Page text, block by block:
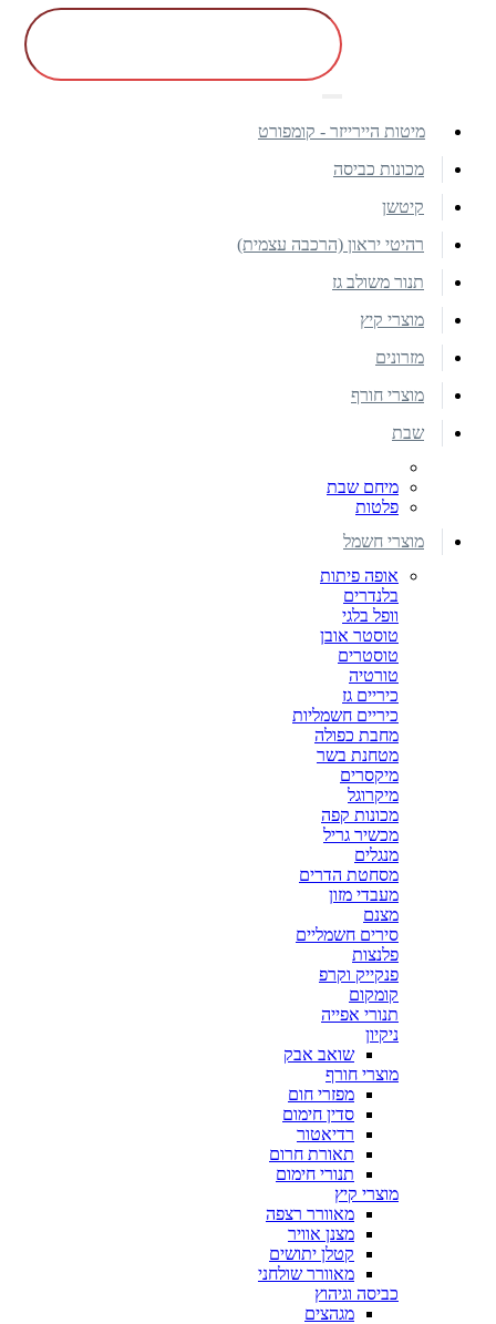
מיטות היירייזר - קומפורט
מכונות כביסה
קיטשן
רהיטי יראון (הרכבה עצמית)
תנור משולב גז
מוצרי קיץ
מזרונים
מוצרי חורף
שבת
מיחם שבת
פלטות
מוצרי חשמל
אופה פיתות
בלנדרים
וופל בלגי
טוסטר אובן
טוסטרים
טורטיה
כיריים גז
כיריים חשמליות
מחבת כפולה
מטחנת בשר
מיקסרים
מיקרוגל
מכונות קפה
מכשיר גריל
מנגלים
מסחטת הדרים
מעבדי מזון
מצנם
סירים חשמליים
פלנצות
פנקייק וקרפ
קומקום
תנורי אפייה
ניקיון
שואב אבק
מוצרי חורף
מפזרי חום
סדין חימום
רדיאטור
תאורת חרום
תנורי חימום
מוצרי קיץ
מאוורר רצפה
מצנן אוויר
קטלן יתושים
מאוורר שולחני
כביסה וגיהוץ
מגהצים